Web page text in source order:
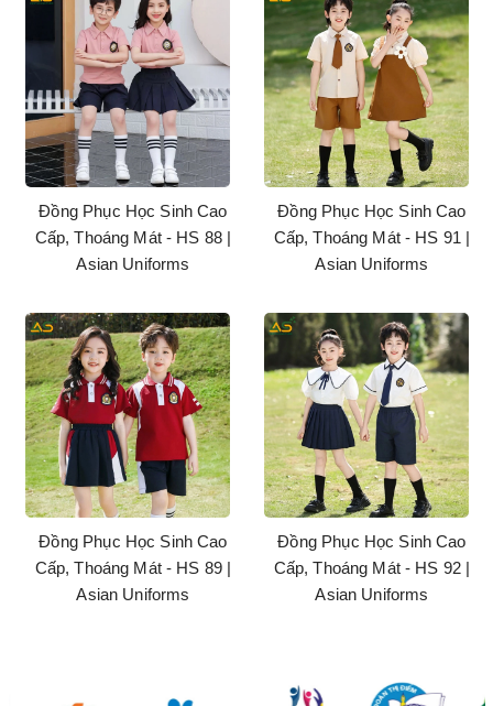
Đồng Phục Học Sinh Cao
Cấp, Thoáng Mát - HS 88 |
Asian Uniforms
Đồng Phục Học Sinh Cao
Cấp, Thoáng Mát - HS 89 |
Asian Uniforms
Đồng Phục Học Sinh Cao
Cấp, Thoáng Mát - HS 91 |
Asian Uniforms
Đồng Phục Học Sinh Cao
Cấp, Thoáng Mát - HS 92 |
Asian Uniforms